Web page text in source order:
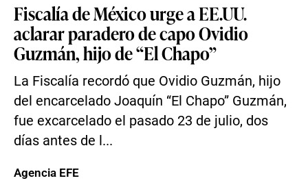
Fiscalía de México urge a EE.UU.
aclarar paradero de capo Ovidio
Guzmán, hijo de “El Chapo”
La Fiscalía recordó que Ovidio Guzmán, hijo
del encarcelado Joaquín “El Chapo” Guzmán,
fue excarcelado el pasado 23 de julio, dos
días antes de l...
Agencia EFE